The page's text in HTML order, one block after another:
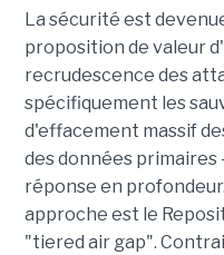
La sécurité est
proposition de valeur
recrudescence des
spécifiquement les
d'effacement massif
des données primaires
réponse en
approche est le
"tiered air gap".